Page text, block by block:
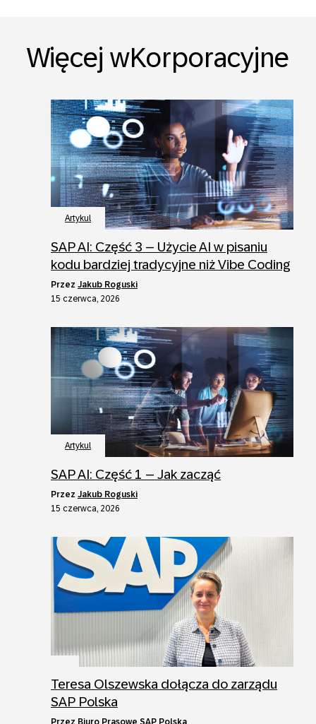
Więcej wKorporacyjne
Artykul
SAP AI: Część 3 – Użycie AI w pisaniu
kodu bardziej tradycyjne niż Vibe Coding
przez Jakub Roguski
15 czerwca, 2026
Artykul
SAP AI: Część 1 – Jak zacząć
przez Jakub Roguski
15 czerwca, 2026
Teresa Olszewska dołącza do zarządu
SAP Polska
przez Biuro Prasowe SAP Polska